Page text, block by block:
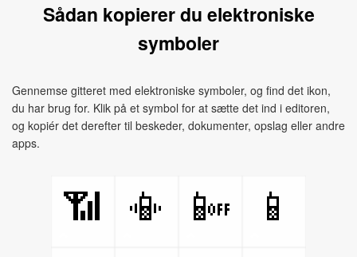
Sådan kopierer du elektroniske
symboler
Gennemse gitteret med elektroniske symboler, og find det ikon,
du har brug for. Klik på et symbol for at sætte det ind i editoren,
og kopiér det derefter til beskeder, dokumenter, opslag eller andre
apps.
📶 📳 📴
📱